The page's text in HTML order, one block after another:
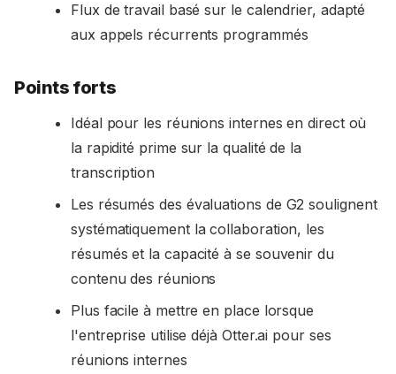
Flux de travail basé sur le calendrier, adapté
aux appels récurrents programmés
Points forts
Idéal pour les réunions internes en direct où
la rapidité prime sur la qualité de la
transcription
Les résumés des évaluations de G2 soulignent
systématiquement la collaboration, les
résumés et la capacité à se souvenir du
contenu des réunions
Plus facile à mettre en place lorsque
l'entreprise utilise déjà Otter.ai pour ses
réunions internes